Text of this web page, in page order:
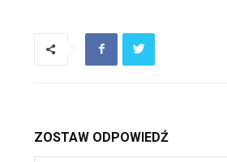
ZOSTAW ODPOWIEDŹ